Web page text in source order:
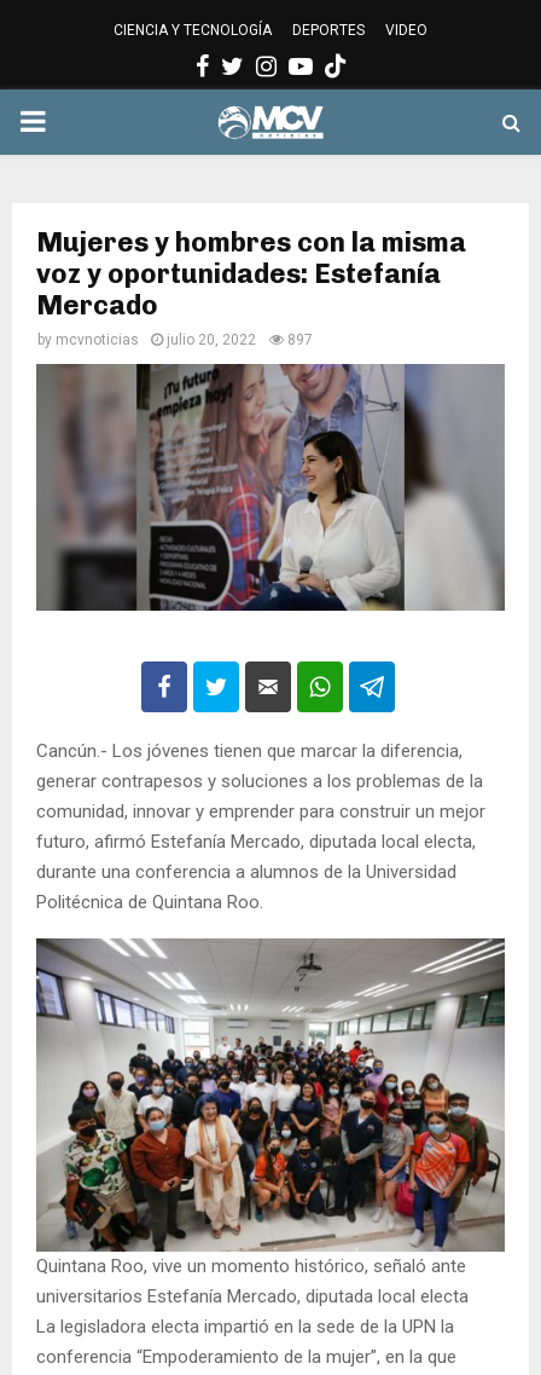
CIENCIA Y TECNOLOGÍA DEPORTES VIDEO
Facebook
Twitter
Instagram
Youtube
PRIMARY
Mujeres y hombres con la misma
voz y oportunidades: Estefanía
Mercado
by mcvnoticias julio 20, 2022 897
Cancún.- Los jóvenes tienen que marcar la diferencia,
generar contrapesos y soluciones a los problemas de la
comunidad, innovar y emprender para construir un mejor
futuro, afirmó Estefanía Mercado, diputada local electa,
durante una conferencia a alumnos de la Universidad
Politécnica de Quintana Roo.
Quintana Roo, vive un momento histórico, señaló ante
universitarios Estefanía Mercado, diputada local electa
La legisladora electa impartió en la sede de la UPN la
conferencia “Empoderamiento de la mujer”, en la que